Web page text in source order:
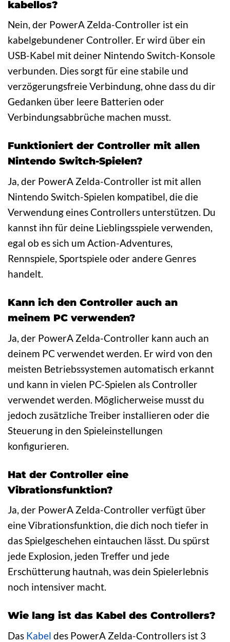
kabellos?
Nein, der PowerA Zelda-Controller ist ein
kabelgebundener Controller. Er wird über ein
USB-Kabel mit deiner Nintendo Switch-Konsole
verbunden. Dies sorgt für eine stabile und
verzögerungsfreie Verbindung, ohne dass du dir
Gedanken über leere Batterien oder
Verbindungsabbrüche machen musst.
Funktioniert der Controller mit allen
Nintendo Switch-Spielen?
Ja, der PowerA Zelda-Controller ist mit allen
Nintendo Switch-Spielen kompatibel, die die
Verwendung eines Controllers unterstützen. Du
kannst ihn für deine Lieblingsspiele verwenden,
egal ob es sich um Action-Adventures,
Rennspiele, Sportspiele oder andere Genres
handelt.
Kann ich den Controller auch an
meinem PC verwenden?
Ja, der PowerA Zelda-Controller kann auch an
deinem PC verwendet werden. Er wird von den
meisten Betriebssystemen automatisch erkannt
und kann in vielen PC-Spielen als Controller
verwendet werden. Möglicherweise musst du
jedoch zusätzliche Treiber installieren oder die
Steuerung in den Spieleinstellungen
konfigurieren.
Hat der Controller eine
Vibrationsfunktion?
Ja, der PowerA Zelda-Controller verfügt über
eine Vibrationsfunktion, die dich noch tiefer in
das Spielgeschehen eintauchen lässt. Du spürst
jede Explosion, jeden Treffer und jede
Erschütterung hautnah, was dein Spielerlebnis
noch intensiver macht.
Wie lang ist das Kabel des Controllers?
Das Kabel des PowerA Zelda-Controllers ist 3